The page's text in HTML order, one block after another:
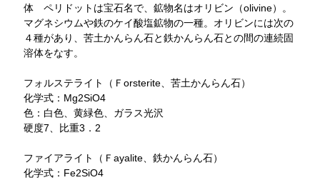
体 ペリドットは宝石名で、鉱物名はオリビン（olivine）。
マグネシウムや鉄のケイ酸塩鉱物の一種。オリビンには次の
４種があり、苦土かんらん石と鉄かんらん石との間の連続固
溶体をなす。
フォルステライト（Ｆorsterite、苦土かんらん石）
化学式：Mg2SiO4
色：白色、黄緑色、ガラス光沢
硬度7、比重3．2
ファイアライト（Ｆayalite、鉄かんらん石）
化学式：Fe2SiO4